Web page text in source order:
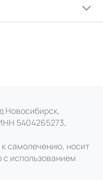
Новосибирск,
5404265273,
самолечению, носит
использованием